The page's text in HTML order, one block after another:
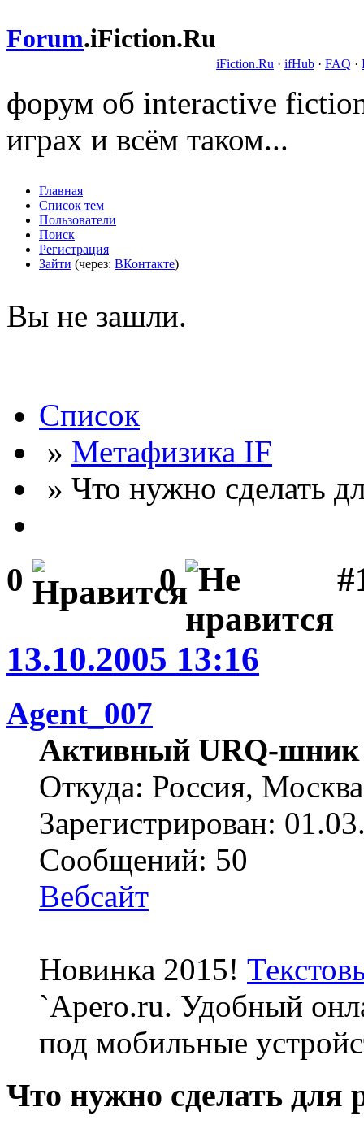
Forum.iFiction.Ru
iFiction.Ru · ifHub · FAQ ·
форум об interactive
играх и всём таком...
Главная
Список тем
Пользователи
Поиск
Регистрация
Зайти (через: ВКонтакте)
Вы не зашли.
Список
» Метафизика IF
» Что нужно сделать
0 0
13.10.2005 13:16
Agent_007
Активный URQ-шник
Откуда: Россия, Москва
Зарегистрирован:
Сообщений: 50
Вебсайт
Новинка 2015!
`Apero.ru. Удобный
под мобильные
Что нужно сделать